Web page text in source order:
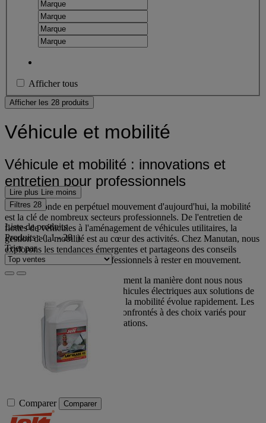
Afficher tous
Afficher les 28 produits
Véhicule et mobilité
Véhicule et mobilité : innovations et
entretien pour professionnels
Dans le monde en perpétuel mouvement d'aujourd'hui, la mobilité
est la clé de nombreux secteurs professionnels. De l'entretien de
flottes de véhicules à l'aménagement de véhicules utilitaires, la
gestion de la mobilité est au cœur des activités. Chez Manutan, nous
explorons les tendances émergentes et partageons des conseils
d'entretien pour aider les professionnels à rester en mouvement.
Les nouvelles mobilités transforment la manière dont nous nous
déplaçons et travaillons. Des véhicules électriques aux solutions de
partage de trajets, le paysage de la mobilité évolue rapidement. Les
professionnels sont désormais confrontés à des choix variés pour
leurs déplacements et leurs opérations.
Lire plus Lire moins
Filtres 28
Liste de produits
Produits :( 1 - 28 )
Trier par
Comparer Comparer